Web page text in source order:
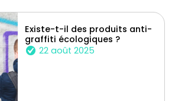
Existe-t-il des produits anti-
graffiti écologiques ?
22 août 2025